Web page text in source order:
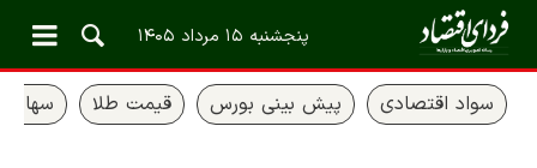
پنجشنبه ۱۵ مرداد ۱۴۰۵
سواد اقتصادی پیش بینی بورس قیمت طلا سهام